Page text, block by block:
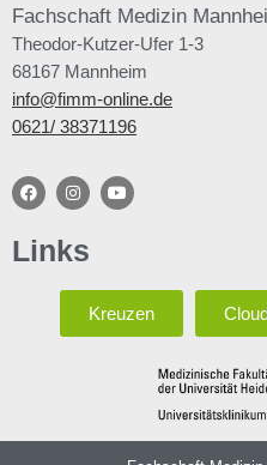
Fachschaft Medizin
Theodor-Kutzer-Ufer 1-3
68167 Mannheim
info@fimm-online.de
0621/ 38371196
Links
Kreuzen Cloud